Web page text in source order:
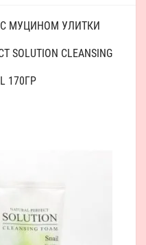
МУЦИНОМ УЛИТКИ
SOLUTION CLEANSING
170ГР